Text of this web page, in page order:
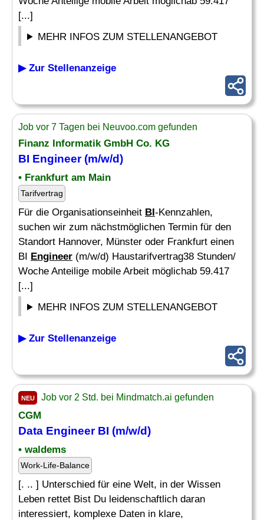
[...]
MEHR INFOS ZUM STELLENANGEBOT
▶ Zur Stellenanzeige
Job vor 7 Tagen bei Neuvoo.com gefunden
Finanz Informatik GmbH Co. KG
BI Engineer(m/w/d)
• Frankfurt am Main
Tarifvertrag
Für die Organisationseinheit BI-Kennzahlen,
suchen wir zum nächstmöglichen Termin für den
Standort Hannover, Münster oder Frankfurt einen
BI Engineer (m/w/d) Haustarifvertrag38 Stunden/
Woche Anteilige mobile Arbeit möglichab 59.417
[...]
MEHR INFOS ZUM STELLENANGEBOT
▶ Zur Stellenanzeige
NEU Job vor 2 Std. bei Mindmatch.ai gefunden
CGM
Data Engineer BI (m/w/d)
• waldems
Work-Life-Balance
[. .. ] Unterschied für eine Welt, in der Wissen
Leben rettet Bist Du leidenschaftlich daran
interessiert, komplexe Daten in klare,